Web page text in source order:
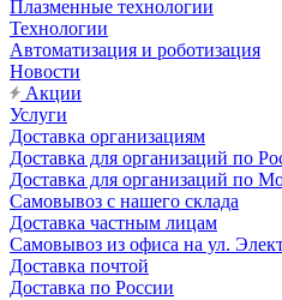
Плазменные технологии
Технологии
Автоматизация и роботизация
Новости
Акции
Услуги
Доставка организациям
Доставка для организаций по
Доставка для организаций по
Самовывоз с нашего склада
Доставка частным лицам
Самовывоз из офиса на ул.
Доставка почтой
Доставка по России